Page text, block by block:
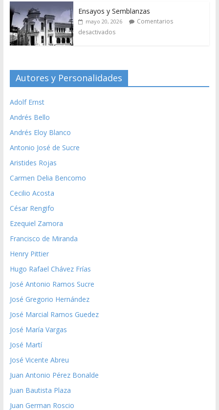
Ensayos y Semblanzas
mayo 20, 2026
Comentarios
desactivados
Autores y Personalidades
Adolf Ernst
Andrés Bello
Andrés Eloy Blanco
Antonio José de Sucre
Aristides Rojas
Carmen Delia Bencomo
Cecilio Acosta
César Rengifo
Ezequiel Zamora
Francisco de Miranda
Henry Pittier
Hugo Rafael Chávez Frías
José Antonio Ramos Sucre
José Gregorio Hernández
José Marcial Ramos Guedez
José María Vargas
José Martí
José Vicente Abreu
Juan Antonio Pérez Bonalde
Juan Bautista Plaza
Juan German Roscio